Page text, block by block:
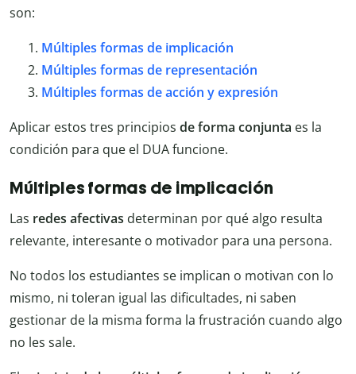
son:
Múltiples formas de implicación
Múltiples formas de representación
Múltiples formas de acción y expresión
Aplicar estos tres principios de forma conjunta es la
condición para que el DUA funcione.
Múltiples formas de implicación
Las redes afectivas determinan por qué algo resulta
relevante, interesante o motivador para una persona.
No todos los estudiantes se implican o motivan con lo
mismo, ni toleran igual las dificultades, ni saben
gestionar de la misma forma la frustración cuando algo
no les sale.